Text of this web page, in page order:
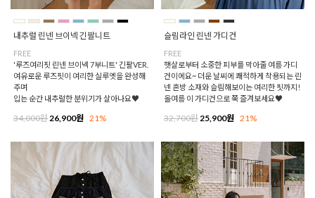
내추럴 린넨 브이넥 긴팔니트
FREE
'루즈여리핏 린넨 브이넥 7부니트' 긴팔VER.
여유로운 루즈핏이 여리한 실루엣을 완성해
주며
입는 순간 내추럴한 분위기가 살아나요♥
34,000원26,900원 21%
슬림라인 린넨 가디건
FREE
햇살로부터 소중한 피부를 막아줄 여름 가디
건이에요~ 더운 날씨에 쾌적하게 착용되는 린
넨 혼방 소재와 슬림해보이는 여리한 핏까지!
올여름 이 가디건으로 쭉 즐겨보세요♥
32,700원25,900원 21%